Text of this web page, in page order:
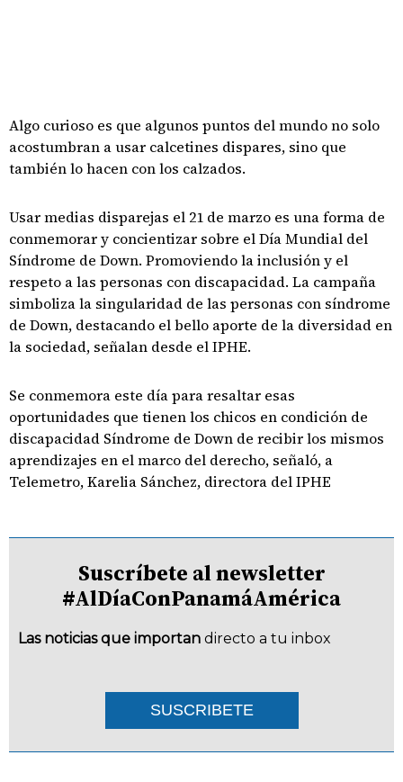
Algo curioso es que algunos puntos del mundo no solo
acostumbran a usar calcetines dispares, sino que
también lo hacen con los calzados.
Usar medias disparejas el 21 de marzo es una forma de
conmemorar y concientizar sobre el Día Mundial del
Síndrome de Down. Promoviendo la inclusión y el
respeto a las personas con discapacidad. La campaña
simboliza la singularidad de las personas con síndrome
de Down, destacando el bello aporte de la diversidad en
la sociedad, señalan desde el IPHE.
Se conmemora este día para resaltar esas
oportunidades que tienen los chicos en condición de
discapacidad Síndrome de Down de recibir los mismos
aprendizajes en el marco del derecho, señaló, a
Telemetro, Karelia Sánchez, directora del IPHE
Suscríbete al newsletter
#AlDíaConPanamáAmérica
Las noticias que importan directo a tu inbox
SUSCRIBETE